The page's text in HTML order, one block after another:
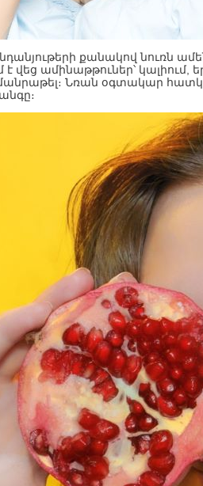
քանակով նուռն
վեց ամինաթթուներ՝ կալիում,
Նռան օգտակար